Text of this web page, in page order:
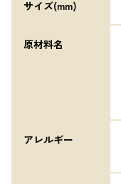
サイズ(mm)
原材料名
アレルギー